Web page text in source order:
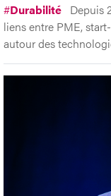
#Durabilité Depuis
liens entre PME,
autour des